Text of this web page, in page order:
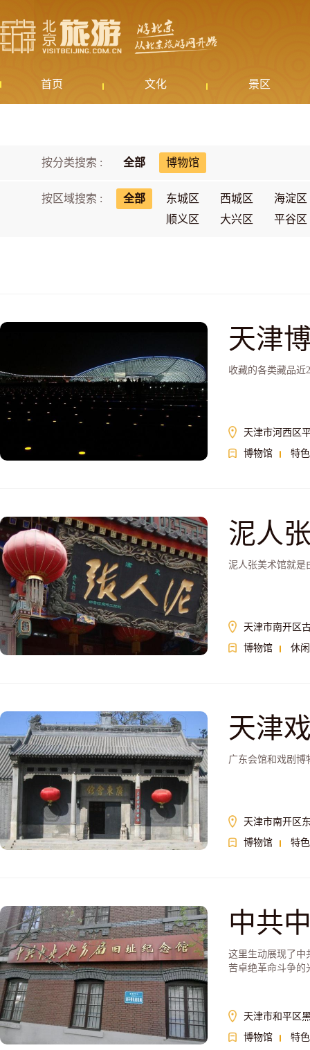
首页 文化 景区
按分类搜索 : 全部 博物馆
按区域搜索 : 全部 东城区 西城区
海淀区
顺义区
大兴区 平谷区
天津
收藏的各类藏品近
天津市河西区
博物馆
特
泥人
泥人张美术馆就是
天津市南开区
博物馆
休
天津
广东会馆和戏剧博
天津市南开区
博物馆
特
中共
这里生动展现了中
苦卓绝革命斗争的
天津市和平区
博物馆
特